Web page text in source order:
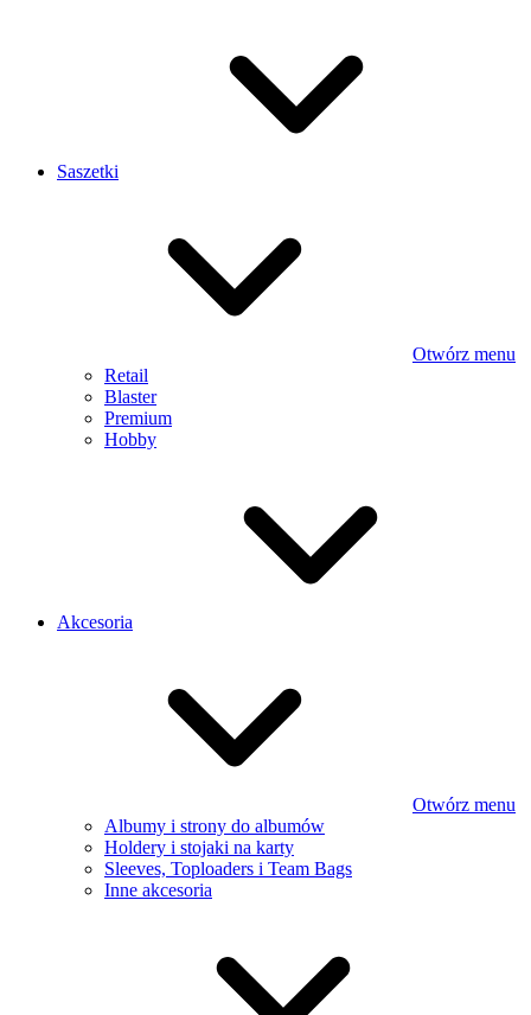
Saszetki
Otwórz menu
Retail
Blaster
Premium
Hobby
Akcesoria
Otwórz menu
Albumy i strony do albumów
Holdery i stojaki na karty
Sleeves, Toploaders i Team Bags
Inne akcesoria